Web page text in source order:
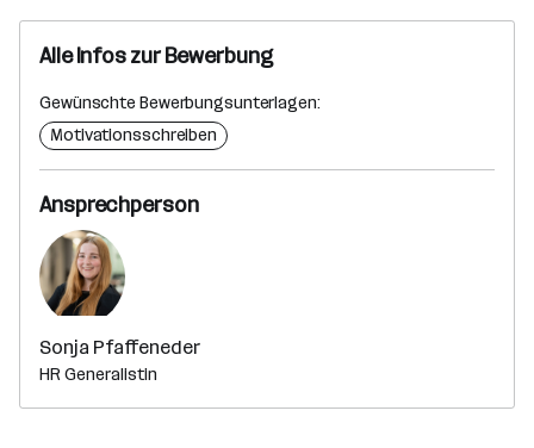
Alle Infos zur Bewerbung
Gewünschte Bewerbungsunterlagen:
Motivationsschreiben
Ansprechperson
Sonja Pfaffeneder
HR Generalistin